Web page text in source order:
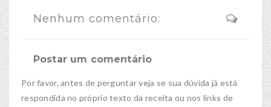
Nenhum comentário:
Postar um comentário
Por favor, antes de perguntar veja se sua dúvida já está
respondida no próprio texto da receita ou nos links de